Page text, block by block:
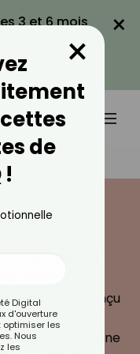
3 et 6 mois
×
a été conçu
facilement un
enclenchant une
de
!
×
Digital
d'ouverture
optimiser les
Nous
les